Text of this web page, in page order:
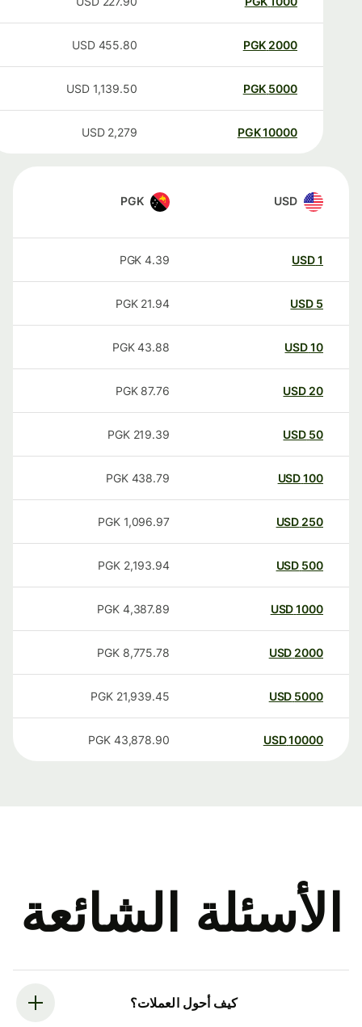
2000
PGK
455.80
USD
5000
PGK
1,139.50
USD
10000
PGK
2,279
USD
USD
PGK
USD
4.39
PGK
USD
21.94
PGK
USD
43.88
PGK
20
USD
87.76
PGK
50
USD
219.39
PGK
100
USD
438.79
PGK
250
USD
1,096.97
PGK
500
USD
2,193.94
PGK
1000
USD
4,387.89
PGK
2000
USD
8,775.78
PGK
5000
USD
21,939.45
PGK
10000
USD
43,878.90
PGK
الأسئلة الشائعة
كيف أحول العملات؟